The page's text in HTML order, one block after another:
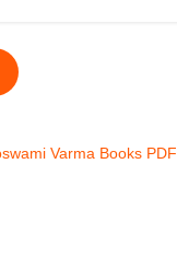
Varma Books PDF